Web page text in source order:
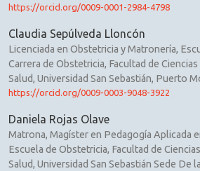
https://orcid.org/0009-0001-2984-4798
Claudia Sepúlveda Lloncón
Licenciada en Obstetricia y Matronería,
Carrera de Obstetricia, Facultad de
Salud, Universidad San Sebastián, Puerto
https://orcid.org/0009-0003-9048-3922
Daniela Rojas Olave
Matrona, Magíster en Pedagogía Aplicada
Escuela de Obstetricia, Facultad de
Salud, Universidad San Sebastián Sede De